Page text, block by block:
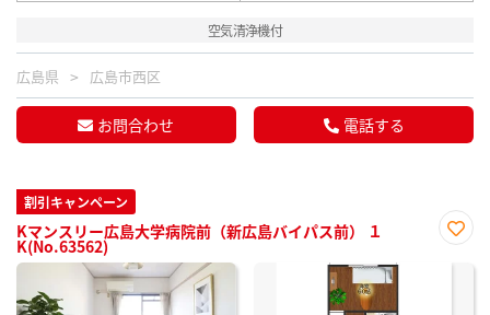
空気清浄機付
広島県 広島市西区
お問合わせ 電話する
割引キャンペーン
Kマンスリー広島大学病院前（新広島バイパス前） １
K(No.63562)
に入